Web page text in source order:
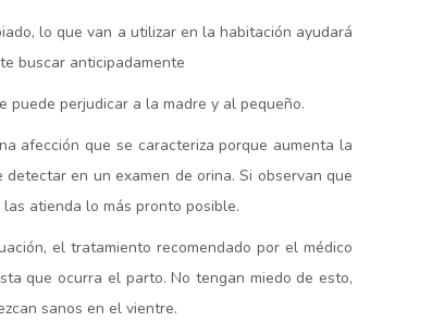
lo que van a utilizar en la habitación ayudará
buscar anticipadamente
perjudicar a la madre y al pequeño.
afección que se caracteriza porque aumenta la
en un examen de orina. Si observan que
atienda lo más pronto posible.
el tratamiento recomendado por el médico
que ocurra el parto. No tengan miedo de esto,
sanos en el vientre.